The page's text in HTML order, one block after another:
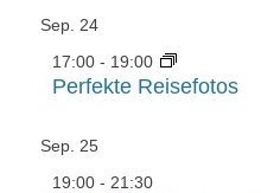
Sep. 24
17:00 - 19:00
Perfekte Reisefotos
Sep. 25
19:00 - 21:30